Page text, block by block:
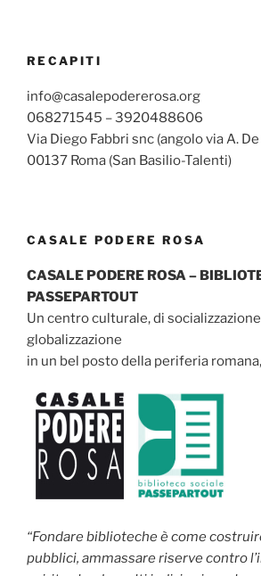
RECAPITI
info@casalepodererosa.org
068271545 – 3920488606
Via Diego Fabbri snc (angolo via A.
00137 Roma (San Basilio-Talenti)
CASALE PODERE ROSA
CASALE PODERE ROSA –
PASSEPARTOUT
Un centro culturale, di
globalizzazione
in un bel posto della periferia
“Fondare biblioteche è come
pubblici, ammassare riserve contro